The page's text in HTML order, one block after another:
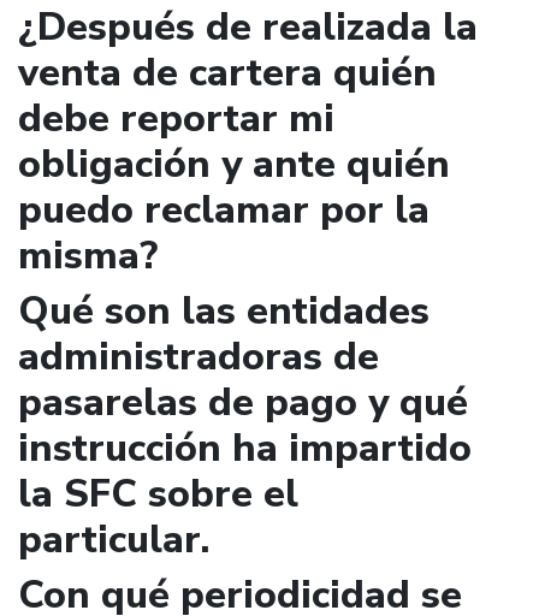
¿Después de realizada la
venta de cartera quién
debe reportar mi
obligación y ante quién
puedo reclamar por la
misma?
Qué son las entidades
administradoras de
pasarelas de pago y qué
instrucción ha impartido
la SFC sobre el
particular.
Con qué periodicidad se